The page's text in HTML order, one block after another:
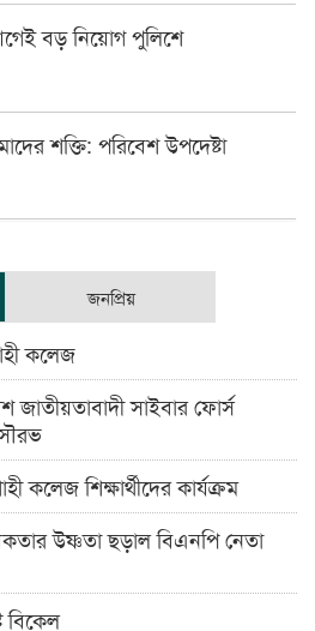
বড় নিয়োগ পুলিশে
শক্তি: পরিবেশ উপদেষ্টা
জনপ্রিয়
কলেজ
জাতীয়তাবাদী সাইবার ফোর্স
কলেজ শিক্ষার্থীদের কার্যক্রম
উষ্ণতা ছড়াল বিএনপি নেতা
বিকেল